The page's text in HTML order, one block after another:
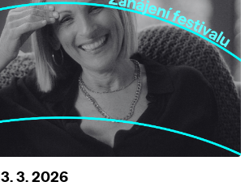
3. 2026